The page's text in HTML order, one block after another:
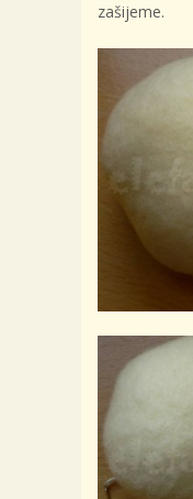
zašijeme.